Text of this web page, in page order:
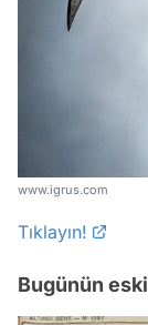
www.igrus.com
Tıklayın!
Bugünün